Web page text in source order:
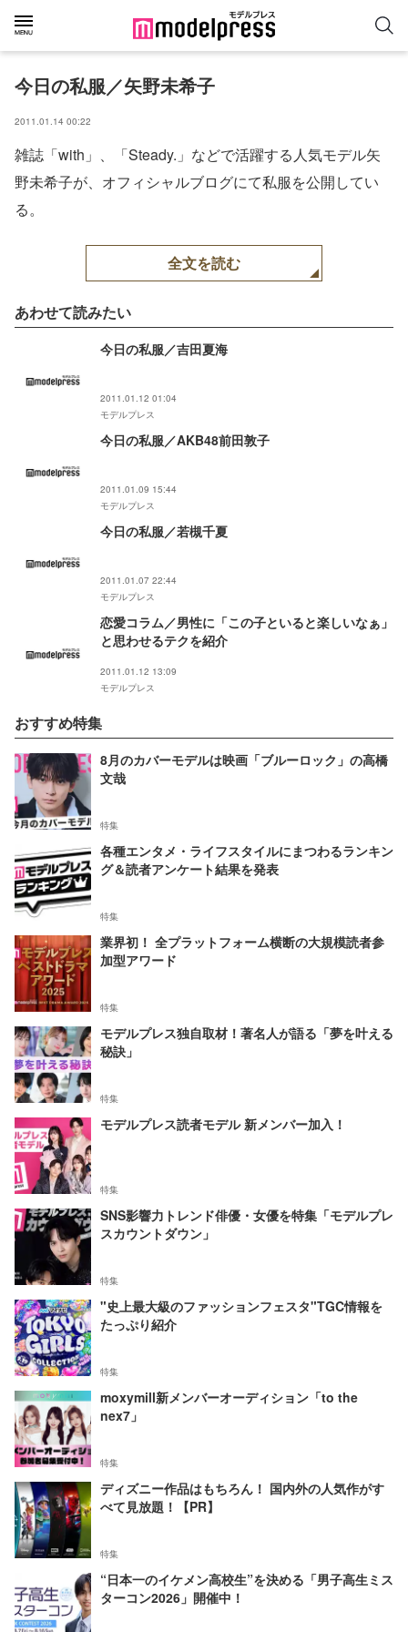
今日の私服／矢野未希子
2011.01.14 00:22
雑誌「with」、「Steady.」などで活躍する人気モデル矢
野未希子が、オフィシャルブログにて私服を公開してい
る。
全文を読む
あわせて読みたい
今日の私服／吉田夏海
2011.01.12 01:04
モデルプレス
今日の私服／AKB48前田敦子
2011.01.09 15:44
モデルプレス
今日の私服／若槻千夏
2011.01.07 22:44
モデルプレス
恋愛コラム／男性に「この子といると楽しいなぁ」
と思わせるテクを紹介
2011.01.12 13:09
モデルプレス
おすすめ特集
8月のカバーモデルは映画「ブルーロック」の高橋
文哉
特集
各種エンタメ・ライフスタイルにまつわるランキン
グ＆読者アンケート結果を発表
特集
業界初！ 全プラットフォーム横断の大規模読者参
加型アワード
特集
モデルプレス独自取材！著名人が語る「夢を叶える
秘訣」
特集
モデルプレス読者モデル 新メンバー加入！
特集
SNS影響力トレンド俳優・女優を特集「モデルプレ
スカウントダウン」
特集
"史上最大級のファッションフェスタ"TGC情報を
たっぷり紹介
特集
moxymill新メンバーオーディション「to the
nex7」
特集
ディズニー作品はもちろん！ 国内外の人気作がす
べて見放題！【PR】
特集
“日本一のイケメン高校生”を決める「男子高生ミス
ターコン2026」開催中！